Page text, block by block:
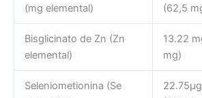
(mg elemental)
(62,5
Bisglicinato de Zn (Zn
elemental)
13.22
mg)
Seleniometionina (Se
22.75µg